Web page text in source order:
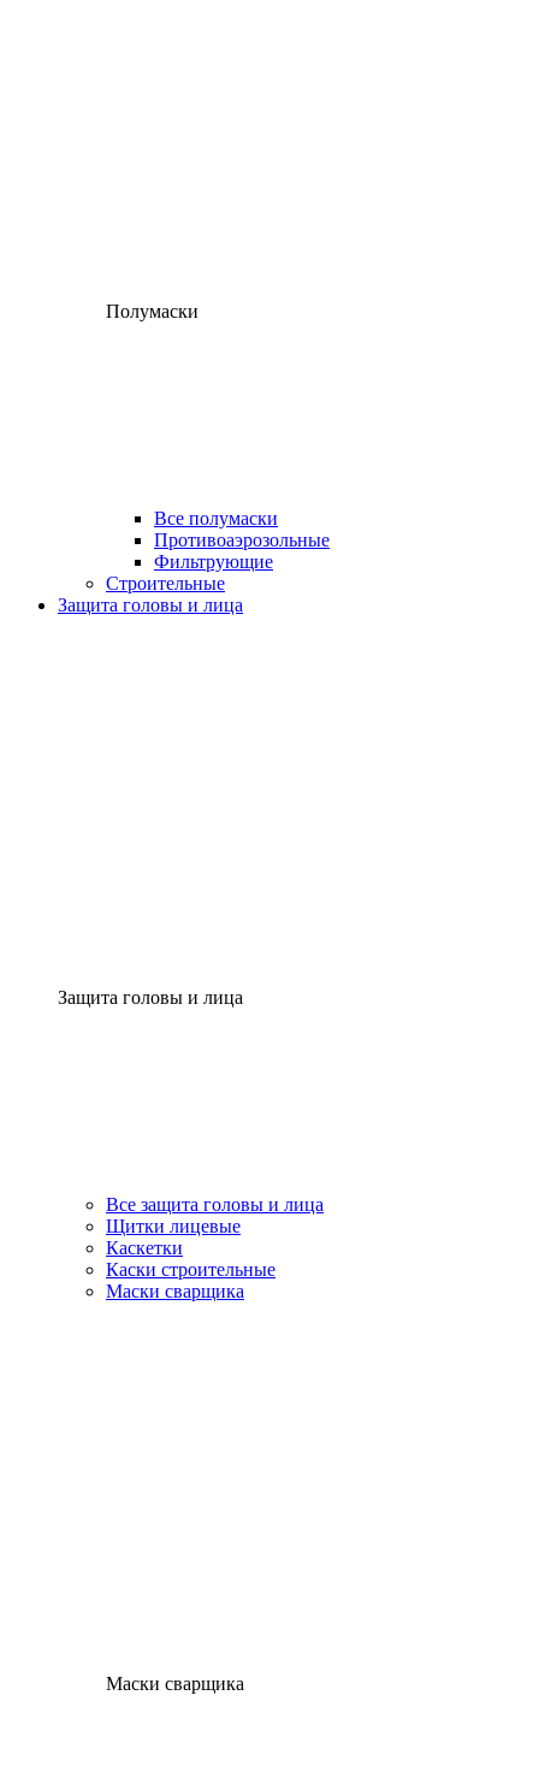
Полумаски
Все полумаски
Противоаэрозольные
Фильтрующие
Строительные
Защита головы и лица
Защита головы и лица
Все защита головы и лица
Щитки лицевые
Каскетки
Каски строительные
Маски сварщика
Маски сварщика